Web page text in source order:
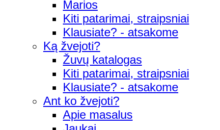
Marios
Kiti patarimai, straipsniai
Klausiate? - atsakome
Ką žvejoti?
Žuvų katalogas
Kiti patarimai, straipsniai
Klausiate? - atsakome
Ant ko žvejoti?
Apie masalus